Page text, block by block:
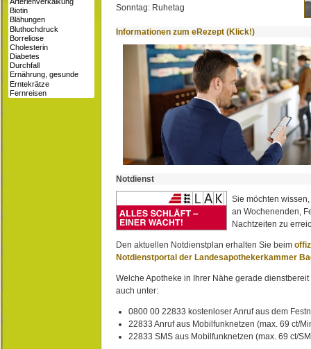
Sonntag: Ruhetag
Informationen zum eRezept (Klick!)
Notdienst
Sie möchten
an Wochenenden,
Nachtzeiten zu
Den aktuellen Notdienstplan erhalten Sie beim
Notdienstportal der Landesapothekerkammer
Welche Apotheke in Ihrer Nähe gerade
auch unter:
0800 00 22833 kostenloser Anruf aus dem
22833 Anruf aus Mobilfunknetzen (max. 69 ct/
22833 SMS aus Mobilfunknetzen (max. 69 ct/